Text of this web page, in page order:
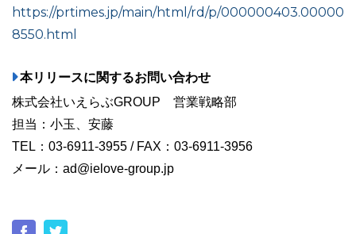
https://prtimes.jp/main/html/rd/p/000000403.00000
8550.html
本リリースに関するお問い合わせ
株式会社いえらぶGROUP 営業戦略部
担当：小玉、安藤
TEL：03-6911-3955 / FAX：03-6911-3956
メール：ad@ielove-group.jp